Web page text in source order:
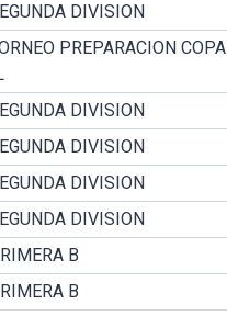
DIVISION
PREPARACION COPA
DIVISION
DIVISION
DIVISION
DIVISION
B
B